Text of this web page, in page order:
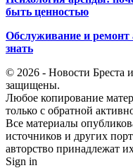
быть ценностью
Обслуживание и ремонт
знать
© 2026 - Новости Бреста
защищены.
Любое копирование
только с обратной
Все материалы
источников и других
авторство принадлежат
Sign in